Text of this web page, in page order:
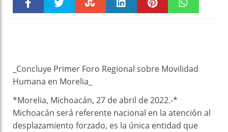
_Concluye Primer Foro Regional sobre Movilidad
Humana en Morelia_
*Morelia, Michoacán, 27 de abril de 2022.-*
Michoacán será referente nacional en la atención al
desplazamiento forzado, es la única entidad que